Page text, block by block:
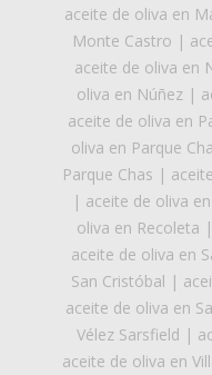
aceite de oliva en
Monte Castro |
aceite de oliva en
oliva en Núñez|
aceite de oliva en
oliva en Parque
Parque Chas |
| aceite de oliva
oliva en Recoleta |
aceite de oliva en
San Cristóbal |
aceite de oliva en
Vélez Sarsfield |
aceite de oliva en